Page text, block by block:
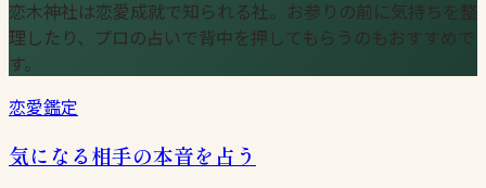
恋木神社は恋愛成就で知られる社。お参りの前に気持ちを整
理したり、プロの占いで背中を押してもらうのもおすすめで
す。
恋愛鑑定
気になる相手の本音を占う